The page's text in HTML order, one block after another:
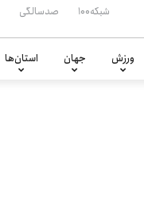
شبکه۱۰۰ صدسالگی
ورزش جهان استان‌ها